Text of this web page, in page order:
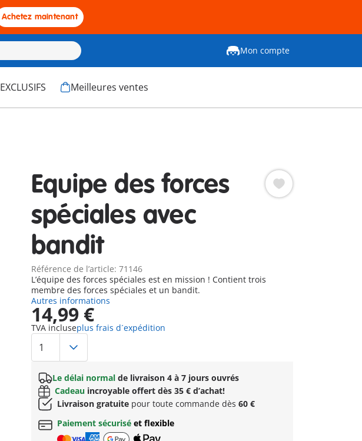
Achetez maintenant
Mon compte
EXCLUSIFS Meilleures ventes
Equipe des forces
spéciales avec
bandit
Référence de l’article: 71146
L’équipe des forces spéciales est en mission ! Contient trois
membre des forces spéciales et un bandit.
Autres informations
14,99 €
TVA incluseplus frais d´expédition
Le délai normalde livraison 4 à 7 jours ouvrés
Cadeauincroyable offert dès 35 € d’achat!
Livraison gratuite pour toute commande dès 60 €
Paiement sécurisé et flexible